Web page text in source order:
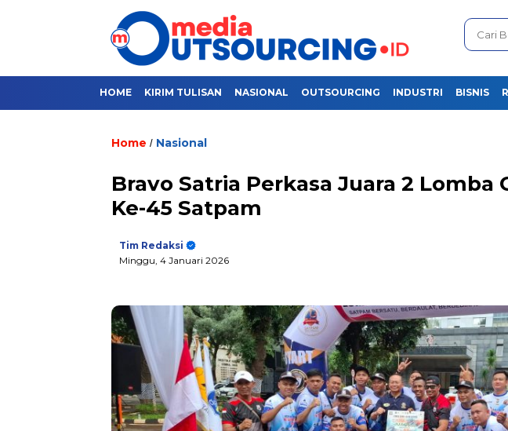
HOME KIRIM TULISAN NASIONAL OUTSOURCING INDUSTRI BISNIS
Home / Nasional
Bravo Satria Perkasa Juara 2 Lomba
Ke-45 Satpam
Tim Redaksi
Minggu, 4 Januari 2026